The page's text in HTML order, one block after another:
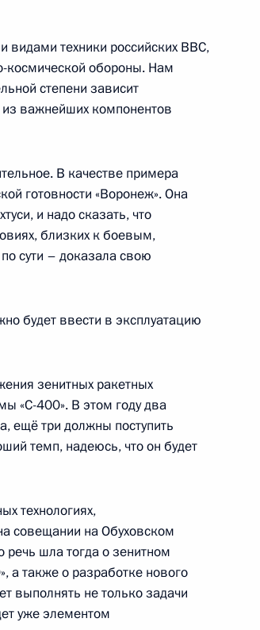
космических
техники российских ВВС,
космической обороны. Нам
степени зависит
из важнейших компонентов
В качестве примера
готовности «Воронеж». Она
и надо сказать, что
близких к боевым,
сути – доказала свою
будет ввести в эксплуатацию
зенитных ракетных
«С-400». В этом году два
ещё три должны поступить
темп, надеюсь, что он будет
технологиях,
совещании на Обуховском
речь шла тогда о зенитном
а также о разработке нового
выполнять не только задачи
уже элементом